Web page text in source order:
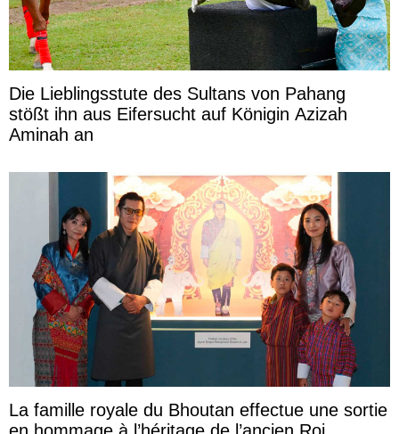
Die Lieblingsstute des Sultans von Pahang
stößt ihn aus Eifersucht auf Königin Azizah
Aminah an
La famille royale du Bhoutan effectue une sortie